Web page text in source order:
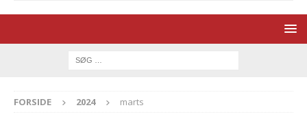
FORSIDE 2024 marts